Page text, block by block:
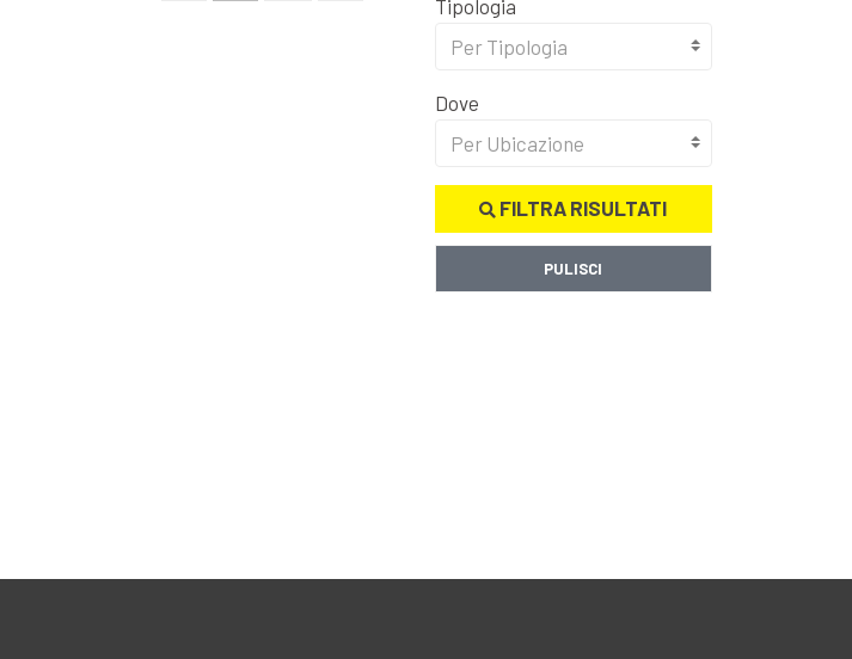
Tipologia
Per Tipologia
Dove
Per Ubicazione
FILTRA RISULTATI
PULISCI